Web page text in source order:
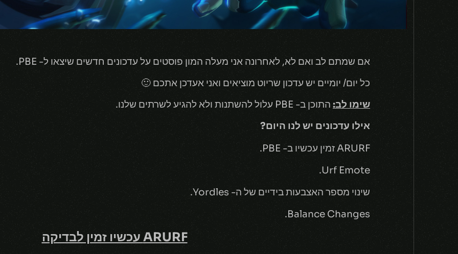
אם שמתם לב ואם לא, לאחרונה אני מעלה המון פוסטים על עדכונים חדשים שיצאו ל- PBE.
כל יום/ יומיים יש עדכון שריוט מוציאים ואני אעדכן אתכם 🙂
שימו לב: התוכן ב- PBE עלול להשתנות ולא להגיע לשרתים שלנו.
אילו עדכונים יש לנו היום?
ARURF זמין עכשיו ב- PBE.
Urf Emote.
שינוי מספר האצבעות בידיים של ה- Yordles.
Balance Changes.
ARURF עכשיו זמין לבדיקה